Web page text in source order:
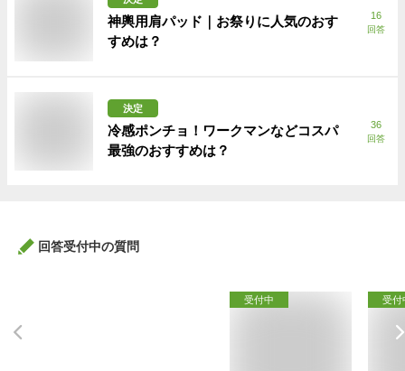
神輿用肩パッド｜お祭りに人気のおす
すめは？
16
回答
決定
冷感ポンチョ！ワークマンなどコスパ
最強のおすすめは？
36
回答
回答受付中の質問
受付中 受付